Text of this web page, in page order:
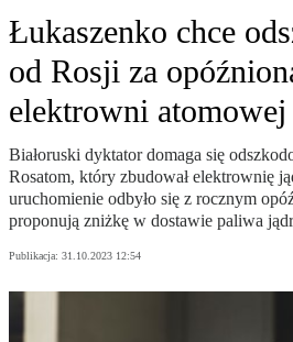
Łukaszenko chce
od Rosji za
elektrowni atomowej
Białoruski dyktator domaga się
Rosatom, który zbudował elektrownię
uruchomienie odbyło się z rocznym
proponują zniżkę w dostawie paliwa
Publikacja: 31.10.2023 12:54